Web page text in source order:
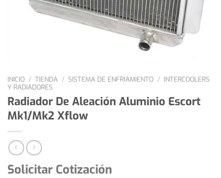
INICIO / TIENDA / SISTEMA DE ENFRIAMIENTO / INTERCOOLERS
Y RADIADORES
Radiador De Aleación Aluminio Escort
Mk1/Mk2 Xflow
Solicitar Cotización